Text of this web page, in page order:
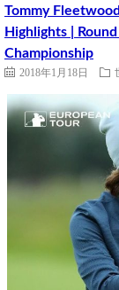
Tommy
Highlights |
Championship
2018年1月18日